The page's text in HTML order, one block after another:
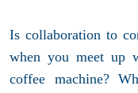
Is collaboration to
when you meet up
coffee machine?